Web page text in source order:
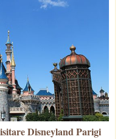
Disneyland Parigi